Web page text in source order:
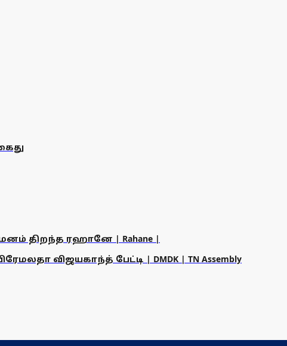
திறந்த ரஹானே | Rahane |
விஜயகாந்த் பேட்டி | DMDK | TN Assembly